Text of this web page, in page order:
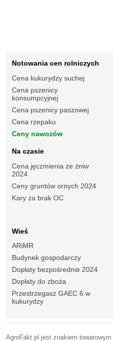
Notowania cen rolniczych
Cena kukurydzy suchej
Cena pszenicy
konsumpcyjnej
Cena pszenicy paszowej
Cena rzepaku
Ceny nawozów
Na czasie
Cena jęczmienia ze żniw
2024
Ceny gruntów ornych 2024
Kary za brak OC
Wieś
ARiMR
Budynek gospodarczy
Dopłaty bezpośrednie 2024
Dopłaty do zboża
Przestrzegasz GAEC 6 w
kukurydzy
AgroFakt.pl jest znakiem towarowym